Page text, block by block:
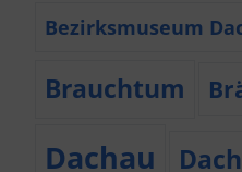
Bezirksmuseum
Brauchtum
Dachau